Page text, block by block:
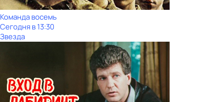
Команда восемь
Сегодня в 13:30
Звезда